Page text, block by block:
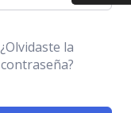
¿Olvidaste la
contraseña?